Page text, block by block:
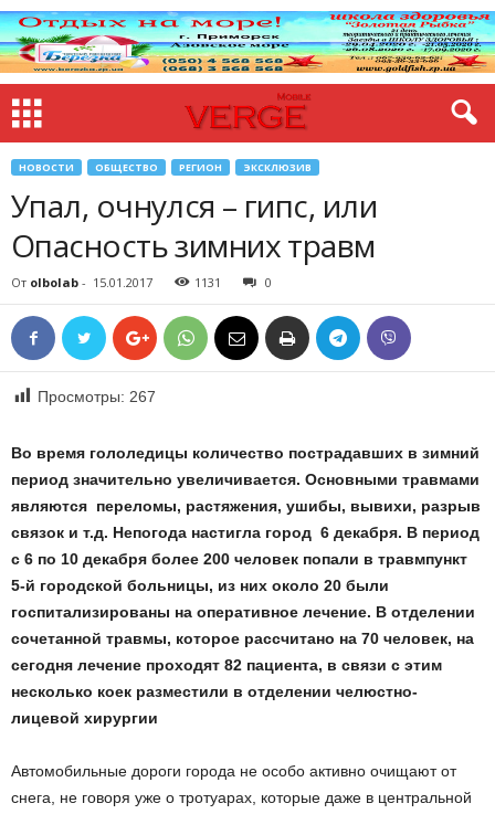
НОВОСТИ ОБЩЕСТВО РЕГИОН ЭКСКЛЮЗИВ
Упал, очнулся – гипс, или
Опасность зимних травм
От olbolab - 15.01.2017 1131 0
Просмотры: 267
Во время гололедицы количество пострадавших в зимний
период значительно увеличивается. Основными травмами
являются переломы, растяжения, ушибы, вывихи, разрыв
связок и т.д. Непогода настигла город 6 декабря. В период
с 6 по 10 декабря более 200 человек попали в травмпункт
5­-й городской больницы, из них около 20 были
госпитализированы на оперативное лечение. В отделении
сочетанной травмы, которое рассчитано на 70 человек, на
сегодня лечение проходят 82 пациента, в связи с этим
несколько коек разместили в отделении челюстно­-
лицевой хирургии
Автомобильные дороги города не особо активно очищают от
снега, не говоря уже о тротуарах, которые даже в центральной